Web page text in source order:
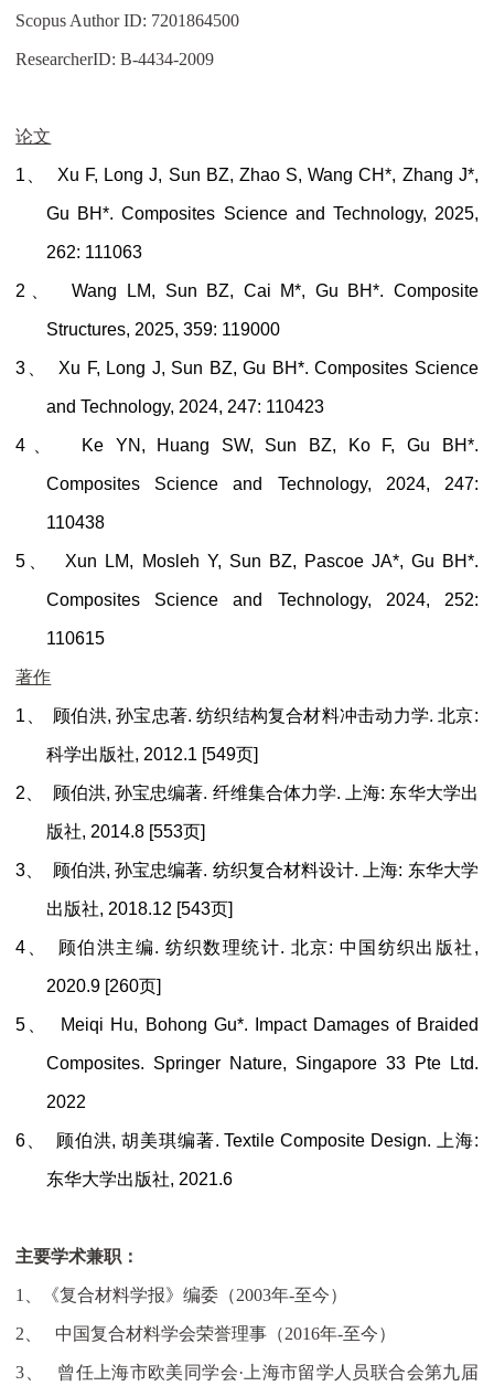
Scopus Author ID: 7201864500
ResearcherID: B-4434-2009
论文
1、 Xu F, Long J, Sun BZ, Zhao S, Wang CH*, Zhang J*,
Gu BH*.Composites Science and Technology, 2025,
262: 111063
2、 Wang LM, Sun BZ, Cai M*, Gu BH*. Composite
Structures, 2025, 359: 119000
3、 Xu F, Long J, Sun BZ, Gu BH*.Composites Science
and Technology, 2024, 247: 110423
4、 Ke YN, Huang SW, Sun BZ, Ko F, Gu BH*.
Composites Science and Technology, 2024, 247:
110438
5、 Xun LM, Mosleh Y, Sun BZ, Pascoe JA*, Gu BH*.
Composites Science and Technology, 2024, 252:
110615
著作
1、 顾伯洪,孙宝忠著.纺织结构复合材料冲击动力学.北京:
科学出版社, 2012.1 [549页
2、 顾伯洪,孙宝忠编著. 纤维集合体力学.上海: 东华大学出
版社, 2014.8 [553页
3、 顾伯洪,孙宝忠编著. 纺织复合材料设计.上海: 东华大学
出版社, 2018.12 [543页
4、 顾伯洪主编. 纺织数理统计. 北京: 中国纺织出版社 ,
2020.9 [260页
5、 Meiqi Hu, Bohong Gu*. Impact Damages of Braided
Composites. Springer Nature, Singapore 33 Pte Ltd.
2022
6、 顾伯洪,胡美琪编著. Textile Composite Design.上海:
东华大学出版社, 2021.6
主要学术兼职：
1、 《复合材料学报》编委（2003年-至今）
2、 中国复合材料学会荣誉理事（2016年-至今）
3、 曾任上海市欧美同学会·上海市留学人员联合会第九届